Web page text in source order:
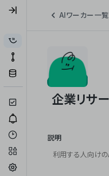
AIワーカー一覧
説明